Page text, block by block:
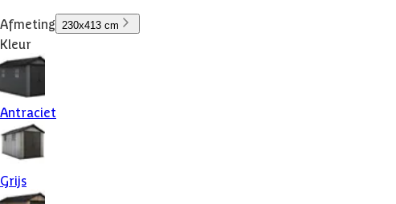
Afmeting
230x413 cm
Kleur
Antraciet
Grijs